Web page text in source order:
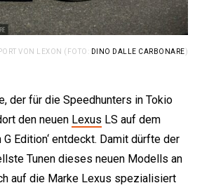
VON LEXON (FOTO: DINO DALLE CARBONARE)
der für die Speedhunters in Tokio
den neuen Lexus LS auf dem
G Edition‘ entdeckt. Damit dürfte der
Tunen dieses neuen Modells an
auf die Marke Lexus spezialisiert